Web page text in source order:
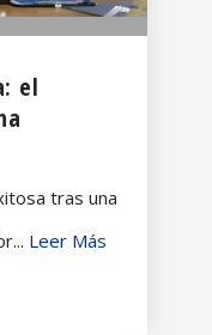
el
tras una
Leer Más